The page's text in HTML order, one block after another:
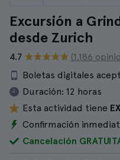
Excursión a
desde Zurich
4.7
(1.186
Boletas digitales
Duración: 12 horas
Esta actividad tiene
Confirmación
Cancelación